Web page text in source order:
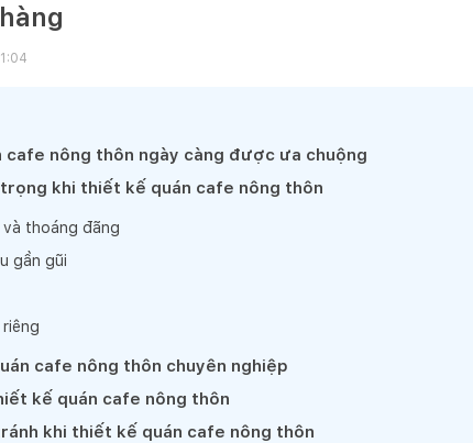
nông thôn ngày càng được ưa chuộng
khi thiết kế quán cafe nông thôn
và thoáng đãng
gần gũi
riêng
cafe nông thôn chuyên nghiệp
kế quán cafe nông thôn
khi thiết kế quán cafe nông thôn